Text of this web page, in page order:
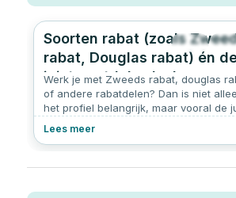
97
Soorten rabat (zoals
rabat, Douglas rabat) én
juiste potdekselschroeven
Werk je met Zweeds rabat, douglas
of andere rabatdelen? Dan is niet
het profiel belangrijk, maar vooral de
potdekselschroeven die hier perfect
Lees meer